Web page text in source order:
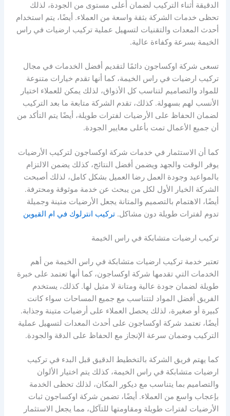
الدقيقة أثناء التركيب لضمان أعلى مستوى من الجودة، لذلك
تحظى خدمات الشركة بثقة واسعة من العملاء. أيضًا، يتم استخدام
أحدث المعدات والتقنيات لتسهيل عملية تركيب ارضيات في راس
الخيمة بسرعة وكفاءة عالية.
تسعى شركة اوكساجون دائمًا لتقديم أفضل الخدمات في مجال
تركيب ارضيات في راس الخيمة، كما أنها تقدم خيارات متنوعة
للمواد والتصاميم لتناسب كل الأذواق، لذلك يمكن للعملاء اختيار
الأنسب لهم بسهولة. كذلك، تقدم الشركة متابعة ما بعد التركيب
لضمان الحفاظ على الأرضيات لفترات طويلة، أيضًا يتم التأكد من
أن جميع الأعمال تمت بأعلى معايير الجودة.
كما أن الاستثمار في خدمات شركة اوكساجون لتركيب الأرضيات
يوفر الوقت والجهد ويضمن أفضل النتائج، كذلك يضمن الالتزام
بالمواعيد وجودة العمل رضا العميل بشكل كامل، لذلك أصبحت
الشركة الخيار الأول لكل من يبحث عن خدمة موثوقة ومحترفة.
أيضًا، الاهتمام بالتصميم والمتانة يجعل الأرضيات متينة وجميلة
تدوم لفترات طويلة دون مشاكل.تركيب انترلوك في ام القيوين
تركيب ارضيات متشابكة في راس الخيمة
تعتبر خدمة تركيب ارضيات متشابكة في راس الخيمة من أهم
الخدمات التي تقدمها شركة اوكساجون، كما أنها تعتمد على خبرة
طويلة لضمان جودة عالية ومتانة لا مثيل لها. كذلك، يستخدم
الفريق أفضل المواد لتتناسب مع جميع المساحات سواء كانت
كبيرة أو صغيرة، لذلك يحصل العملاء على أرضيات متينة وجذابة.
أيضًا، تعتمد شركة اوكساجون على أحدث المعدات لتسهيل عملية
التركيب وضمان سرعة الإنجاز مع الحفاظ على الدقة والجودة.
كما يهتم فريق الشركة بالتخطيط الدقيق قبل البدء في تركيب
ارضيات متشابكة في راس الخيمة، كذلك يتم اختيار الألوان
والتصاميم بما يتناسب مع ديكور المكان، لذلك تحظى الخدمة
بإعجاب واسع من العملاء. أيضًا، تضمن شركة اوكساجون ثبات
الأرضيات لفترات طويلة ومقاومتها للتآكل، مما يجعل الاستثمار